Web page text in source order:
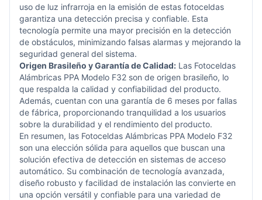
uso de luz infrarroja en la emisión de estas fotoceldas
garantiza una detección precisa y confiable. Esta
tecnología permite una mayor precisión en la detección
de obstáculos, minimizando falsas alarmas y mejorando la
seguridad general del sistema.
Origen Brasileño y Garantía de Calidad: Las Fotoceldas
Alámbricas PPA Modelo F32 son de origen brasileño, lo
que respalda la calidad y confiabilidad del producto.
Además, cuentan con una garantía de 6 meses por fallas
de fábrica, proporcionando tranquilidad a los usuarios
sobre la durabilidad y el rendimiento del producto.
En resumen, las Fotoceldas Alámbricas PPA Modelo F32
son una elección sólida para aquellos que buscan una
solución efectiva de detección en sistemas de acceso
automático. Su combinación de tecnología avanzada,
diseño robusto y facilidad de instalación las convierte en
una opción versátil y confiable para una variedad de